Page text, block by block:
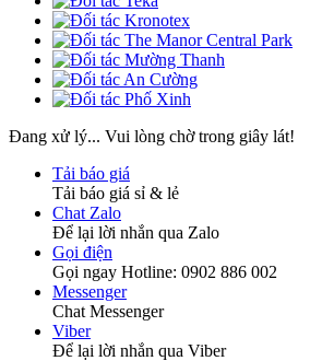
Đang xử lý... Vui lòng chờ trong giây lát!
Tải báo giá
Tải báo giá sỉ & lẻ
Chat Zalo
Để lại lời nhắn qua Zalo
Gọi điện
Gọi ngay Hotline: 0902 886 002
Messenger
Chat Messenger
Viber
Để lại lời nhắn qua Viber